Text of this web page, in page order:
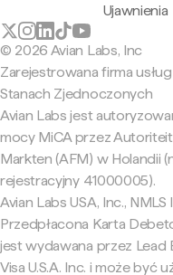
Ujawnienia
© 2026 Avian Labs, Inc
Zarejestrowana firma
Stanach Zjednoczonych
Avian Labs jest
mocy MiCA przez
Markten (AFM) w Holandii
rejestracyjny 41000005).
Avian Labs USA, Inc.,
Przedpłacona Karta
jest wydawana przez Lead
Visa U.S.A. Inc. i może być